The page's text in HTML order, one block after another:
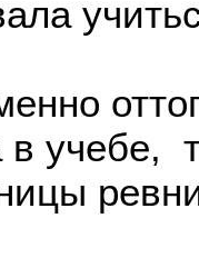
в учебе,